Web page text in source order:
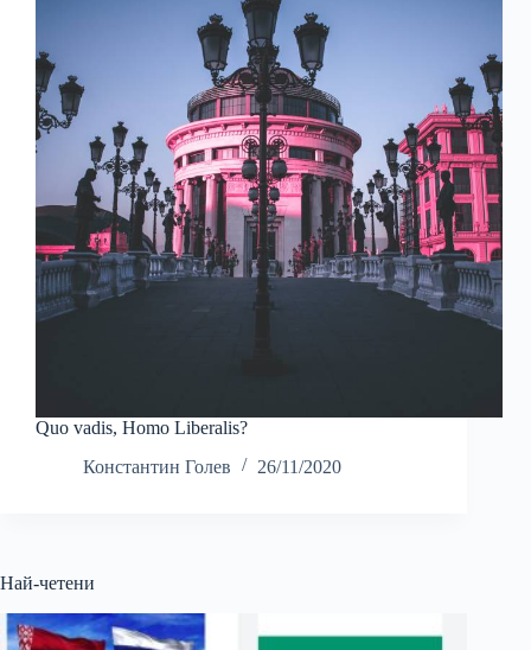
Quo vadis, Homo Liberalis?
Константин Голев
26/11/2020
Най-четени